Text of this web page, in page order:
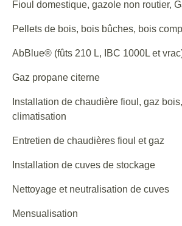
Fioul domestique, gazole non routier,
Pellets de bois, bois bûches, bois
AbBlue® (fûts 210 L, IBC 1000L et
Gaz propane citerne
Installation de chaudière fioul, gaz
climatisation
Entretien de chaudières fioul et gaz
Installation de cuves de stockage
Nettoyage et neutralisation de cuves
Mensualisation